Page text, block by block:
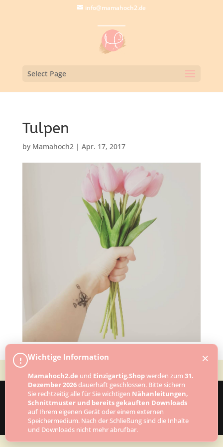
info@mamahoch2.de
Select Page
Tulpen
by Mamahoch2| Apr. 17, 2017
Designed by Elegant Themes | Powered by
WordPress
! Wichtige Information
Mamahoch2.de und Einzigartig.Shopwerden zum 31.
Dezember 2026dauerhaft geschlossen. Bitte sichern
Sie rechtzeitig alle für Sie wichtigen Nähanleitungen,
Schnittmuster und bereits gekauften Downloads
auf Ihrem eigenen Gerät oder einem externen
Speichermedium. Nach der Schließung sind die Inhalte
und Downloads nicht mehr abrufbar.
×